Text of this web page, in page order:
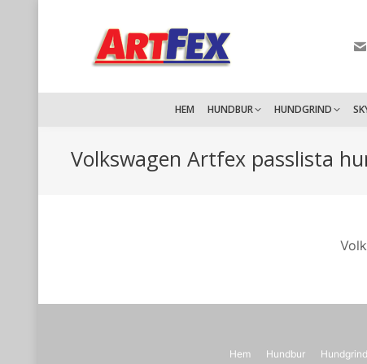
HEM HUNDBUR HUNDGRIND
Volkswagen Artfex passlista
Hem Hundbur Hundgrind